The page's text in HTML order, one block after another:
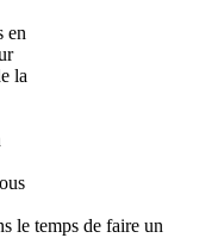
en
la
le temps de faire un